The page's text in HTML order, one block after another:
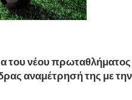
του νέου πρωταθλήματος
αναμέτρησή της με